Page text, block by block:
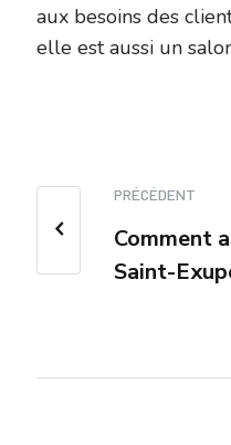
aux besoins des
elle est aussi un
PRÉCÉDENT
Comment
Saint-